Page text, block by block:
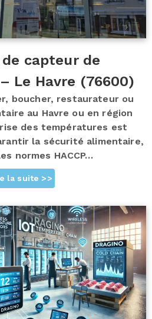
capteur de
Le Havre (76600)
boucher, restaurateur ou
au Havre ou en région
des températures est
la sécurité alimentaire,
normes HACCP…
la suite >>